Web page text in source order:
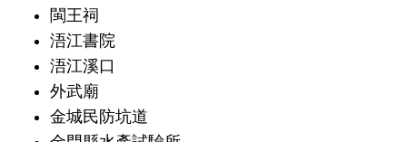
閩王祠
浯江書院
浯江溪口
外武廟
金城民防坑道